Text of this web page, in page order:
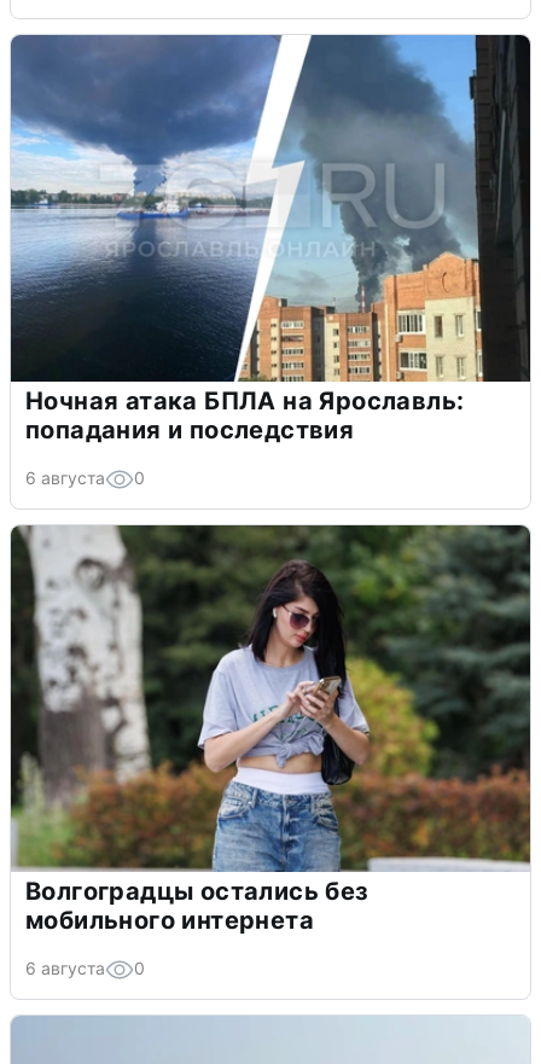
Ночная атака БПЛА на Ярославль:
попадания и последствия
6 августа 0
Волгоградцы остались без
мобильного интернета
6 августа 0